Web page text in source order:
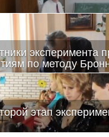
эксперимента
по методу
этап